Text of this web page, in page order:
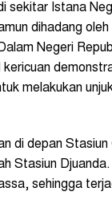
sekitar Istana
dihadang
Negeri
melakukan
di depan
Stasiun
sehingga